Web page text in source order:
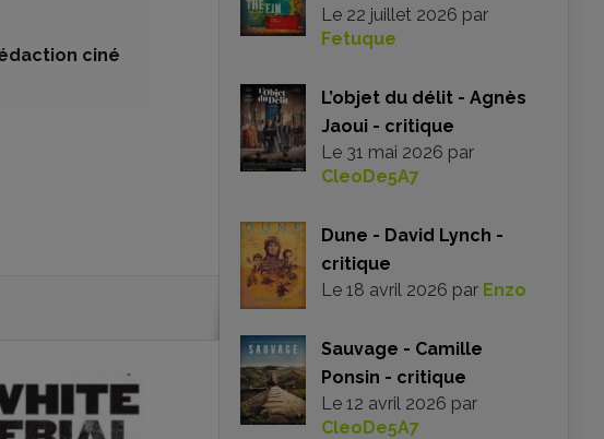
ciné
Le 22 juillet 2026 par
Fetuque
L’objet du délit - Agnès
Jaoui - critique
Le 31 mai 2026 par
CleoDe5A7
Dune - David Lynch -
critique
Le 18 avril 2026 par Enzo
Sauvage - Camille
Ponsin - critique
Le 12 avril 2026 par
CleoDe5A7